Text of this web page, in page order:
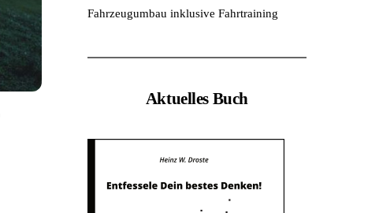
Fahrzeugumbau inklusive Fahrtraining
Aktuelles Buch